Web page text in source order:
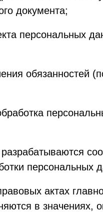
документа;
персональных
обязанностей
персональных
актах
в значениях,